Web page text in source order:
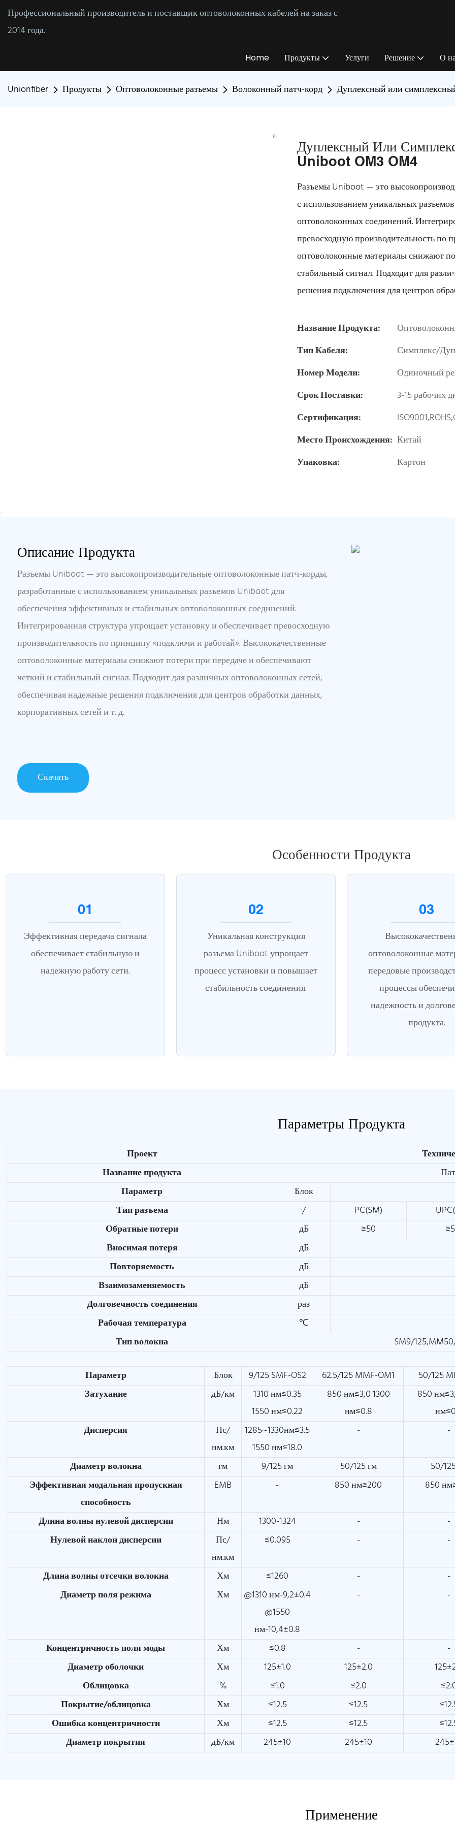
Профессиональный производитель и поставщик оптоволоконных кабелей на заказ с
2014 года.
Home Продукты Услуги Решение О
Unionfiber Продукты Оптоволоконные разъемы Волоконный патч-корд Дуплексный или
Дуплексный Или
Uniboot OM3 OM4
Разъемы Uniboot — это
с использованием уникальных
оптоволоконных соединений.
превосходную производительность по
оптоволоконные материалы снижают
стабильный сигнал. Подходит для
решения подключения для центров
Название Продукта:
Тип Кабеля:
Симплекс/
Номер Модели:
Одиночный
Срок Поставки:
3-15 рабочих
Сертификация:
Место Происхождения: Китай
Упаковка:
Картон
Описание Продукта
Разъемы Uniboot — это высокопроизводительные оптоволоконные патч-корды,
разработанные с использованием уникальных разъемов Uniboot для
обеспечения эффективных и стабильных оптоволоконных соединений.
Интегрированная структура упрощает установку и обеспечивает превосходную
производительность по принципу «подключи и работай». Высококачественные
оптоволоконные материалы снижают потери при передаче и обеспечивают
четкий и стабильный сигнал. Подходит для различных оптоволоконных сетей,
обеспечивая надежные решения подключения для центров обработки данных,
корпоративных сетей и т. д.
Скачать
Особенности Продукта
01
Эффективная передача сигнала
обеспечивает стабильную и
надежную работу сети.
02
Уникальная конструкция
разъема Uniboot упрощает
процесс установки и повышает
стабильность соединения.
03
оптоволоконные
передовые
процессы
надежность и
продукта.
Параметры Продукта
Проект
Название продукта
Параметр
Блок
Тип разъема
/ PC(SM)
Обратные потери
дБ ≥50
Вносимая потеря
дБ
Повторяемость
дБ
Взаимозаменяемость
дБ
Долговечность соединения
раз
Рабочая температура
℃
Тип волокна
SM9/
Параметр Блок 9/125 SMF-OS2 62.5/125 MMF-OM1
50/125
Затухание
дБ/км
1310 нм≤0.35
1550 нм≤0.22
850 нм≤3,0 1300
нм≤0.8
850
Дисперсия
Пс/
нм.км
1285~1330нм≤3.5
1550 нм≤18.0
- -
Диаметр волокна гм 9/125 гм 50/125 гм
50/
Эффективная модальная пропускная
способность
EMB - 850 нм≥200 850
Длина волны нулевой дисперсии Нм 1300-1324 -
-
Нулевой наклон дисперсии
Пс/
нм.км
≤0.095 - -
Длина волны отсечки волокна Хм ≤1260 -
-
Диаметр поля режима
Хм
@1310 нм-9,2±0.4
@1550
нм-10,4±0.8
- -
Концентричность поля моды Хм ≤0.8 -
-
Диаметр оболочки
Хм 125±1.0 125±2.0
Облицовка
% ≤1.0 ≤2.0
Покрытие/облицовка
Хм ≤12.5 ≤12.5
Ошибка концентричности
Хм ≤12.5 ≤12.5
Диаметр покрытия
дБ/км 245±10 245±10
Применение